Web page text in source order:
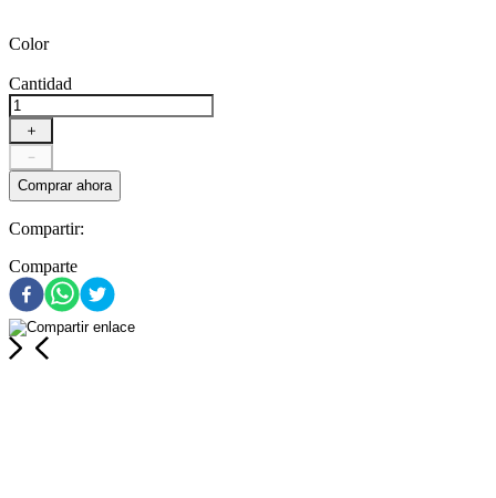
Color
Cantidad
＋
－
Comprar ahora
Compartir:
Comparte